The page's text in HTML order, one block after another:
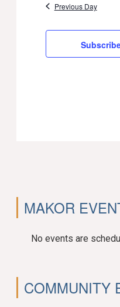
Previous Day
MAKOR
No events are
COMMUNITY